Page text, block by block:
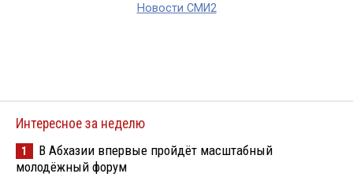
Новости СМИ2
Интересное за неделю
1
В Абхазии впервые пройдёт масштабный
молодёжный форум